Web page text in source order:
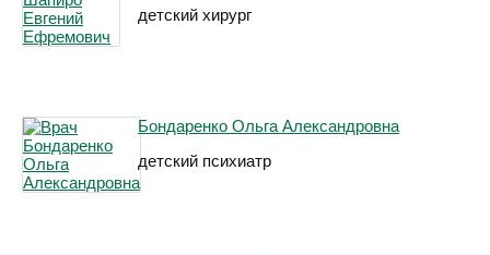
детский хирург
Бондаренко Ольга Александровна
детский психиатр